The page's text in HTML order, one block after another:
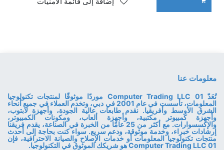
معلومات عنا
تُعَدّ 01 Computer Trading LLC موردًا موثوقًا لمنتجات تكنولوجيا
المعلومات، تأسست في عام 2001 في دبي، وتخدم العملاء في جميع أنحاء
الشرق الأوسط وأفريقيا. نقدم طابعات عالية الجودة، وأجهزة لابتوب،
وأجهزة كمبيوتر مكتبية، وأجهزة ألعاب، ومكونات الكمبيوتر،
والإكسسوارات. مع أكثر من 25 عامًا من الخبرة في الصناعة، يقدم فريقنا
إرشادات خبراء، وخدمة موثوقة، ودعم سريع. سواء كنت بحاجة إلى أحدث
منتجات تكنولوجيا المعلومات أو خدمات الإصلاح والصيانة الاحترافية، فإن
01 Computer Trading LLC هو شريكك الموثوق في التكنولوجيا.